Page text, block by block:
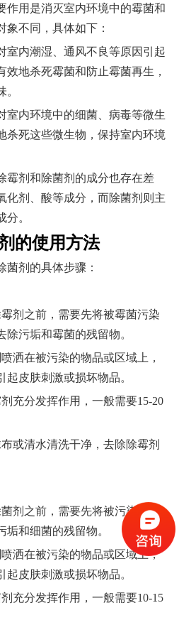
作用是消灭室内环境中的霉菌和
象不同，具体如下：
室内潮湿、通风不良等原因引起
效地杀死霉菌和防止霉菌再生，
室内环境中的细菌、病毒等微生
杀死这些微生物，保持室内环境
霉剂和除菌剂的成分也存在差
化剂、酸等成分，而除菌剂则主
。
的使用方法
菌剂的具体步骤：
霉剂之前，需要先将被霉菌污染
污垢和霉菌的残留物。
洒在被污染的物品或区域上，
皮肤刺激或损坏物品。
剂充分发挥作用，一般需要15-20
布或清水清洗干净，去除除霉剂
菌剂之前，需要先将被污染的物
和细菌的残留物。
喷洒在被污染的物品或区域上，
皮肤刺激或损坏物品。
剂充分发挥作用，一般需要10-15